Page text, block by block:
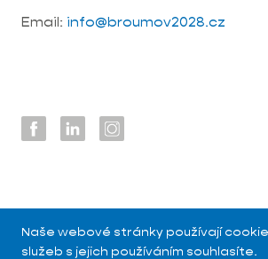
Email: info@broumov2028.cz
Naše webové stránky používají
služeb s jejich používáním souhlasíte.